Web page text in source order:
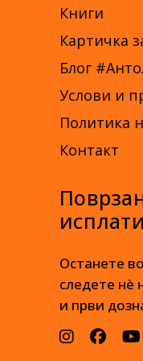
Книги
Картичка
Блог
Услови и
Политика
Контакт
исплати
Останете
следете нè
и први